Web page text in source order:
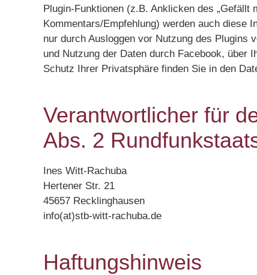
Plugin-Funktionen (z.B. Anklicken des „Gefällt
Kommentars/Empfehlung) werden auch diese
nur durch Ausloggen vor Nutzung des Plugins
und Nutzung der Daten durch Facebook, über
Schutz Ihrer Privatsphäre finden Sie in den
Verantwortlicher für
Abs. 2
Ines Witt-Rachuba
Hertener Str. 21
45657 Recklinghausen
info(at)stb-witt-rachuba.de
Haftungshinweis